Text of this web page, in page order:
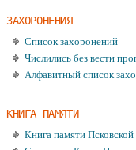
ЗАХОРОНЕНИЯ
Список захоронений
Числились без вести
Алфавитный список
КНИГА ПАМЯТИ
Книга памяти